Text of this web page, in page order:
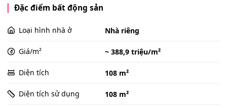
Đặc điểm bất động sản
Loại hình nhà ở Nhà riêng
Giá/m² ~ 388,9 triệu/m²
Diện tích 108 m²
Diện tích sử dụng 108 m²